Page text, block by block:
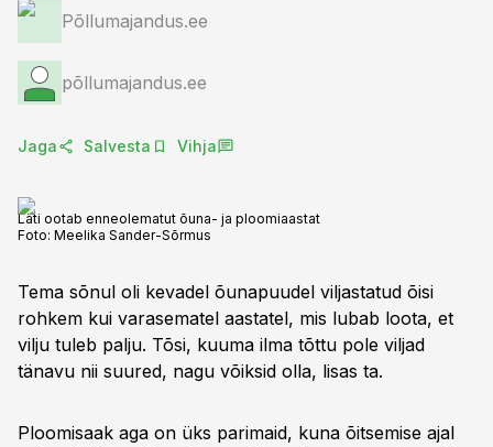
Põllumajandus.ee
põllumajandus.ee
Jaga Salvesta Vihja
Läti ootab enneolematut õuna- ja ploomiaastat
Foto: Meelika Sander-Sõrmus
Tema sõnul oli kevadel õunapuudel viljastatud õisi
rohkem kui varasematel aastatel, mis lubab loota, et
vilju tuleb palju. Tõsi, kuuma ilma tõttu pole viljad
tänavu nii suured, nagu võiksid olla, lisas ta.
Ploomisaak aga on üks parimaid, kuna õitsemise ajal